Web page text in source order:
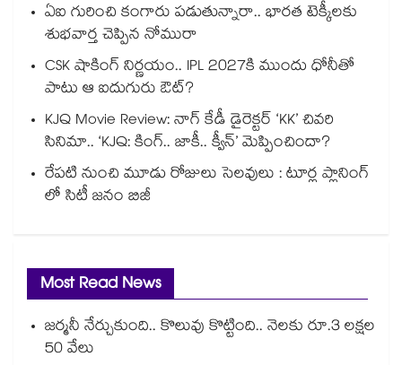
ఏఐ గురించి కంగారు పడుతున్నారా.. భారత టెక్కీలకు
శుభవార్త చెప్పిన నోమురా
CSK షాకింగ్ నిర్ణయం.. IPL 2027కి ముందు ధోనీతో
పాటు ఆ ఐదుగురు ఔట్?
KJQ Movie Review: నాగ్ కేడీ డైరెక్టర్ ‘KK’ చివరి
సినిమా.. ‘KJQ: కింగ్.. జాకీ.. క్వీన్’ మెప్పించిందా?
రేపటి నుంచి మూడు రోజులు సెలవులు : టూర్ల ప్లానింగ్
లో సిటీ జనం బిజీ
Most Read News
జర్మనీ నేర్చుకుంది.. కొలువు కొట్టింది.. నెలకు రూ.3 లక్షల
50 వేలు